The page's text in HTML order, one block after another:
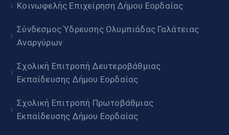
Κοινωφελής Επιχείρηση Δήμου Εορδαίας
Σύνδεσμος Ύδρευσης Ολυμπιάδας Γαλάτειας
Αναργύρων
Σχολική Επιτροπή Δευτεροβάθμιας
Εκπαίδευσης Δήμου Εορδαίας
Σχολική Επιτροπή Πρωτοβάθμιας
Εκπαίδευσης Δήμου Εορδαίας